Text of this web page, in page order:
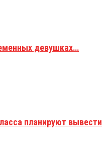
девушках…
планируют вывести